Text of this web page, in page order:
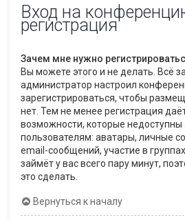
Вход на
регистрация
Зачем мне нужно
Вы можете этого и не делать. Всё
администратор настроил
зарегистрироваться, чтобы
нет. Тем не менее регистрация
возможности, которые
пользователям: аватары, личные
email-сообщений, участие в
займёт у вас всего пару минут,
это сделать.
Вернуться к началу